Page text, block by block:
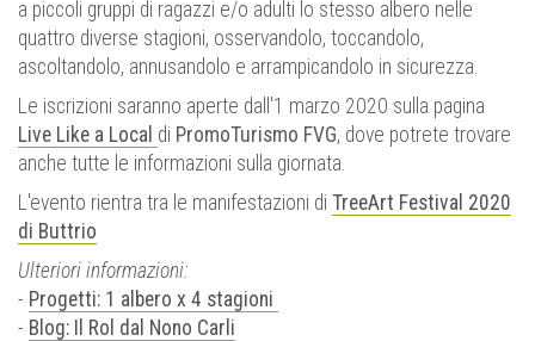
a piccoli gruppi di ragazzi e/o adulti lo stesso albero nelle
quattro diverse stagioni, osservandolo, toccandolo,
ascoltandolo, annusandolo e arrampicandolo in sicurezza.
Le iscrizioni saranno aperte dall'1 marzo 2020 sulla pagina
Live Like a Local di PromoTurismo FVG, dove potrete trovare
anche tutte le informazioni sulla giornata.
L'evento rientra tra le manifestazioni di TreeArt Festival 2020
di Buttrio
Ulteriori informazioni:
- Progetti: 1 albero x 4 stagioni
- Blog: Il Rol dal Nono Carli